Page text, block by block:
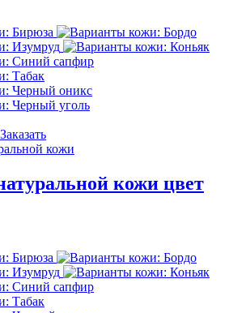
Заказать
кожи цвет